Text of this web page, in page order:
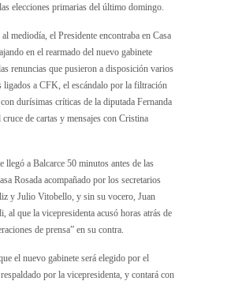
elecciones primarias del último domingo.
mediodía, el Presidente encontraba en Casa
en el rearmado del nuevo gabinete
renuncias que pusieron a disposición varios
ligados a CFK, el escándalo por la filtración
durísimas críticas de la diputada Fernanda
de cartas y mensajes con Cristina
llegó a Balcarce 50 minutos antes de las
Rosada acompañado por los secretarios
y Julio Vitobello, y sin su vocero, Juan
al que la vicepresidenta acusó horas atrás de
de prensa” en su contra.
el nuevo gabinete será elegido por el
por la vicepresidenta, y contará con